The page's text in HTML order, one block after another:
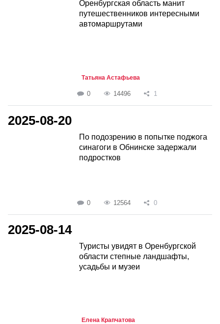
Оренбургская область манит
путешественников интересными
автомаршрутами
Татьяна Астафьева
0 14496 1
2025-08-20
По подозрению в попытке поджога
синагоги в Обнинске задержали
подростков
0 12564 0
2025-08-14
Туристы увидят в Оренбургской
области степные ландшафты,
усадьбы и музеи
Елена Крапчатова